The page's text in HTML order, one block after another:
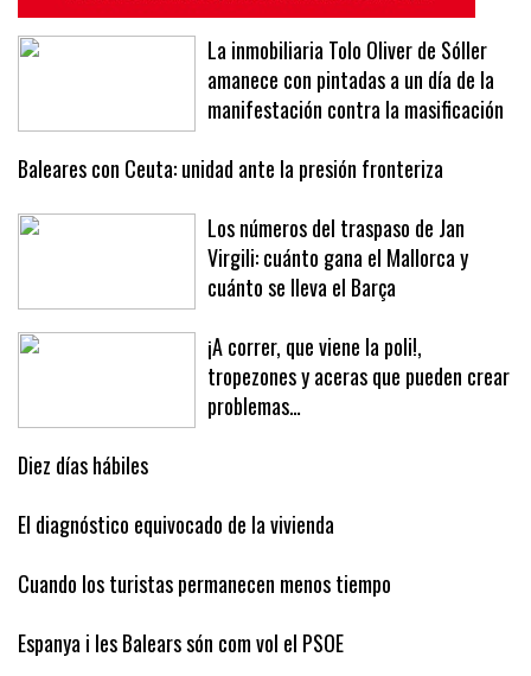
La inmobiliaria Tolo Oliver de Sóller
amanece con pintadas a un día de la
manifestación contra la masificación
Baleares con Ceuta: unidad ante la presión fronteriza
Los números del traspaso de Jan
Virgili: cuánto gana el Mallorca y
cuánto se lleva el Barça
¡A correr, que viene la poli!,
tropezones y aceras que pueden crear
problemas…
Diez días hábiles
El diagnóstico equivocado de la vivienda
Cuando los turistas permanecen menos tiempo
Espanya i les Balears són com vol el PSOE